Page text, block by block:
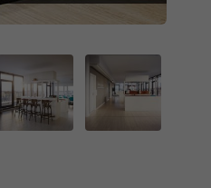
die Verwendung Ihrer Daten
sich weitere Informationen
auswählen.